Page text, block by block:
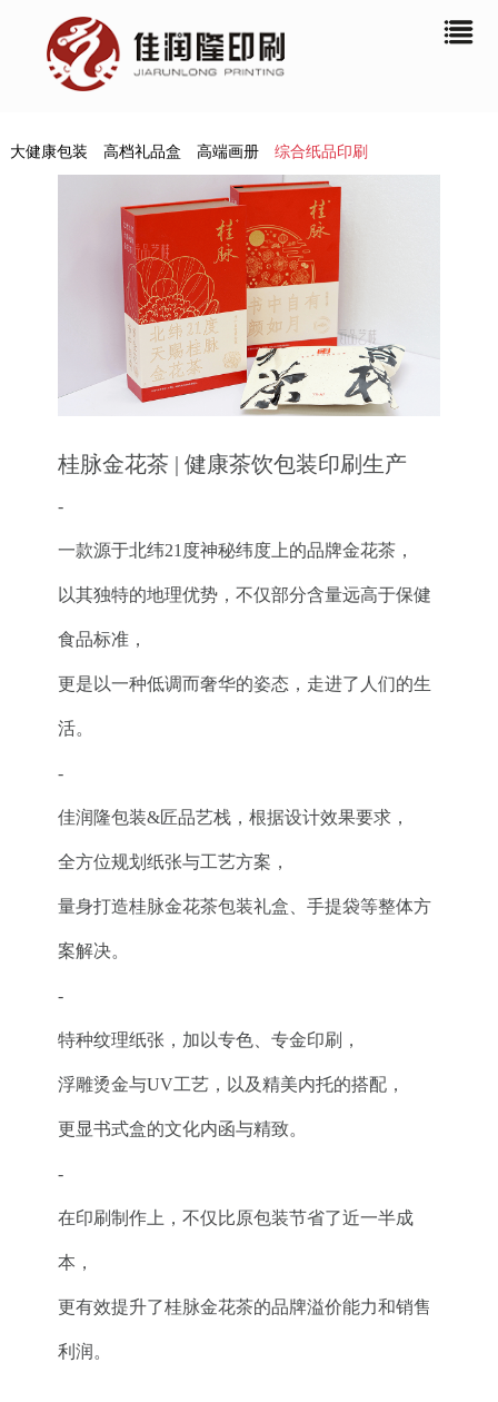
大健康包装 高档礼品盒 高端画册 综合纸品印刷
桂脉金花茶 | 健康茶饮包装印刷生产
-
一款源于北纬21度神秘纬度上的品牌金花茶，
以其独特的地理优势，不仅部分含量远高于保健
食品标准，
更是以一种低调而奢华的姿态，走进了人们的生
活。
-
佳润隆包装&匠品艺栈，根据设计效果要求，
全方位规划纸张与工艺方案，
量身打造桂脉金花茶包装礼盒、手提袋等整体方
案解决。
-
特种纹理纸张，加以专色、专金印刷，
浮雕烫金与UV工艺，以及精美内托的搭配，
更显书式盒的文化内函与精致。
-
在印刷制作上，不仅比原包装节省了近一半成
本，
更有效提升了桂脉金花茶的品牌溢价能力和销售
利润。